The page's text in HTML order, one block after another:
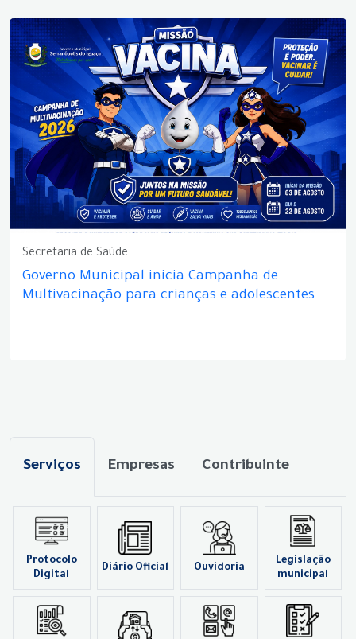
Secretaria de Saúde
Governo Municipal inicia Campanha de
Multivacinação para crianças e adolescentes
Serviços Empresas Contribuinte
Protocolo
Digital
Diário Oficial Ouvidoria
Legislação
municipal